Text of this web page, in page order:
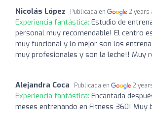
Nicolás López Publicada en 2 years
Experiencia fantástica: Estudio de
personal muy recomendable! El centro
muy funcional y lo mejor son los
muy profesionales y son la leche!! Muy
Alejandra Coca Publicada en 2
Experiencia fantástica: Encantada
meses entrenando en Fitness 360! Muy